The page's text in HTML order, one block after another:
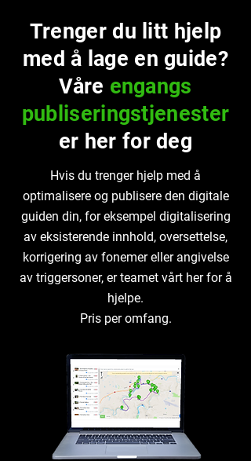
Trenger du litt hjelp
med å lage en guide?
Våre engangs
publiseringstjenester
er her for deg
Hvis du trenger hjelp med å
optimalisere og publisere den digitale
guiden din, for eksempel digitalisering
av eksisterende innhold, oversettelse,
korrigering av fonemer eller angivelse
av triggersoner, er teamet vårt her for å
hjelpe.
Pris per omfang.